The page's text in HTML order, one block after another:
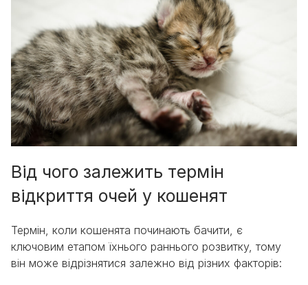
Від чого залежить термін
відкриття очей у кошенят
Термін, коли кошенята починають бачити, є
ключовим етапом їхнього раннього розвитку, тому
він може відрізнятися залежно від різних факторів: